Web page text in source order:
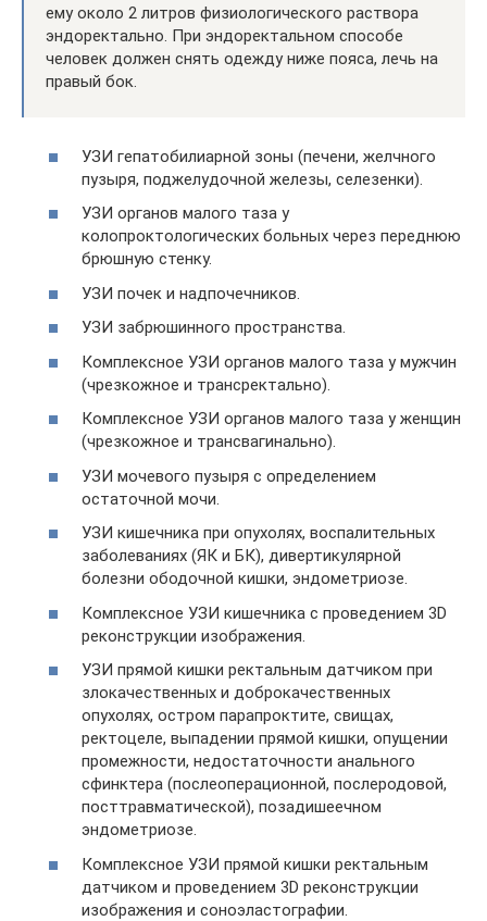
ему около 2 литров физиологического раствора
эндоректально. При эндоректальном способе
человек должен снять одежду ниже пояса, лечь на
правый бок.
УЗИ гепатобилиарной зоны (печени, желчного
пузыря, поджелудочной железы, селезенки).
УЗИ органов малого таза у
колопроктологических больных через переднюю
брюшную стенку.
УЗИ почек и надпочечников.
УЗИ забрюшинного пространства.
Комплексное УЗИ органов малого таза у мужчин
(чрезкожное и трансректально).
Комплексное УЗИ органов малого таза у женщин
(чрезкожное и трансвагинально).
УЗИ мочевого пузыря с определением
остаточной мочи.
УЗИ кишечника при опухолях, воспалительных
заболеваниях (ЯК и БК), дивертикулярной
болезни ободочной кишки, эндометриозе.
Комплексное УЗИ кишечника с проведением 3D
реконструкции изображения.
УЗИ прямой кишки ректальным датчиком при
злокачественных и доброкачественных
опухолях, остром парапроктите, свищах,
ректоцеле, выпадении прямой кишки, опущении
промежности, недостаточности анального
сфинктера (послеоперационной, послеродовой,
посттравматической), позадишеечном
эндометриозе.
Комплексное УЗИ прямой кишки ректальным
датчиком и проведением 3D реконструкции
изображения и соноэластографии.